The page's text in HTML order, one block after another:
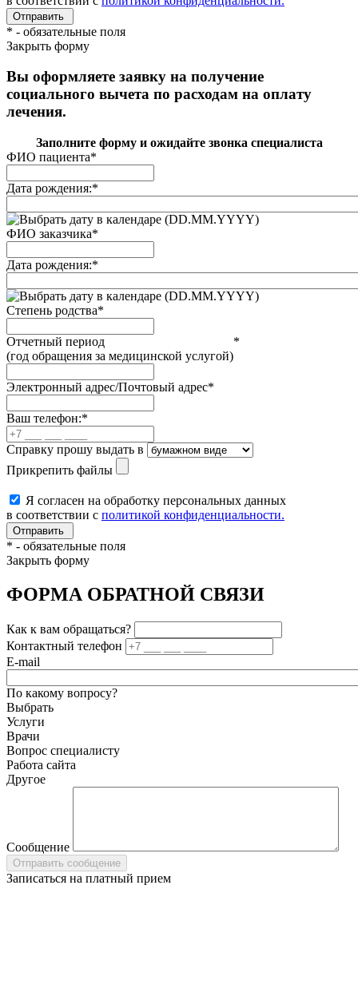
* - обязательные поля
Закрыть форму
Вы оформляете заявку на получение
социального вычета по расходам на оплату
лечения.
Заполните форму и ожидайте звонка специалиста
ФИО пациента*
Дата рождения:*
(DD.MM.YYYY)
ФИО заказчика*
Дата рождения:*
(DD.MM.YYYY)
Степень родства*
Отчетный период
(год обращения за медицинской услугой)
*
Электронный адрес/Почтовый адрес*
Ваш телефон:*
Справку прошу выдать в
Прикрепить файлы
Я согласен на обработку персональных данных
в соответствии с политикой конфиденциальности.
* - обязательные поля
Закрыть форму
ФОРМА ОБРАТНОЙ СВЯЗИ
Как к вам обращаться?
Контактный телефон
E-mail
По какому вопросу?
Выбрать
Услуги
Врачи
Вопрос специалисту
Работа сайта
Другое
Сообщение
Записаться на платный прием